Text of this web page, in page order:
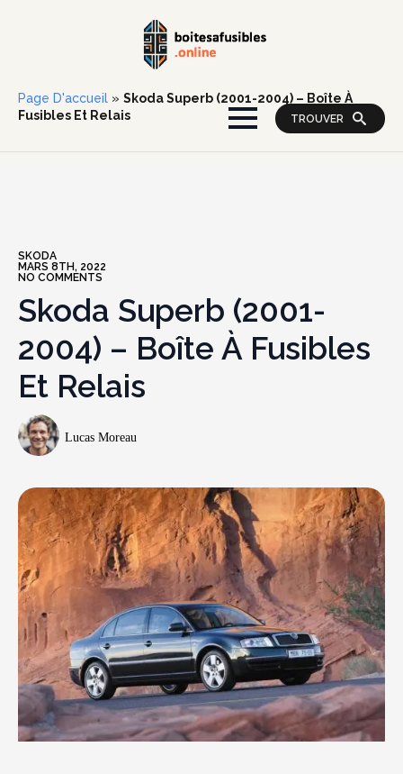
TROUVER
Page D'accueil » Skoda Superb (2001-2004) – Boîte À
Fusibles Et Relais
SKODA
MARS 8TH, 2022
NO COMMENTS
Skoda Superb (2001-
2004) – Boîte À Fusibles
Et Relais
Lucas Moreau